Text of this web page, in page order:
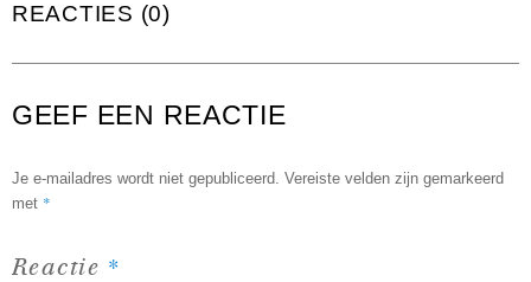
REACTIES (0)
GEEF EEN REACTIE
Je e-mailadres wordt niet gepubliceerd. Vereiste velden zijn gemarkeerd
met *
Reactie *